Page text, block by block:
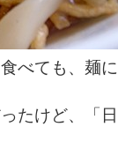
べても、麺
たけど、「